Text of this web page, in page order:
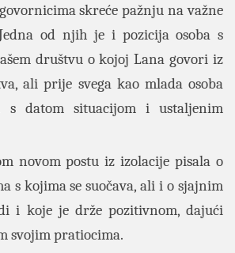
skreće pažnju na važne
od njih je i pozicija osoba s
društvu o kojoj Lana govori iz
ali prije svega kao mlada osoba
datom situacijom i ustaljenim
novom postu iz izolacije pisala o
s kojima se suočava, ali i o sjajnim
i koje je drže pozitivnom, dajući
svojim pratiocima.